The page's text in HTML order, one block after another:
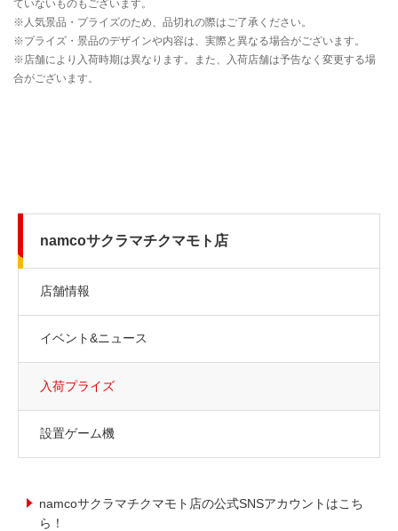
namcoサクラマチクマモト店
店舗情報
イベント&ニュース
入荷プライズ
設置ゲーム機
namcoサクラマチクマモト店の公式SNSアカウントはこち
ら！